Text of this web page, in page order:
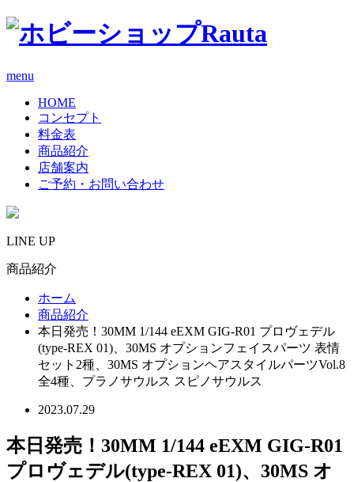
menu
HOME
コンセプト
料金表
商品紹介
店舗案内
ご予約・お問い合わせ
LINE UP
商品紹介
ホーム
商品紹介
本日発売！30MM 1/144 eEXM GIG-R01 プロヴェデル
(type-REX 01)、30MS オプションフェイスパーツ 表情
セット2種、30MS オプションヘアスタイルパーツVol.8
全4種、プラノサウルス スピノサウルス
2023.07.29
本日発売！30MM 1/144 eEXM GIG-R01
プロヴェデル(type-REX 01)、30MS オ